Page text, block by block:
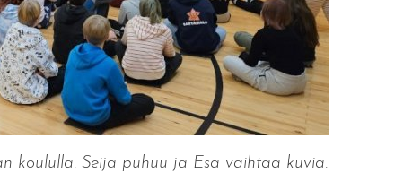
koululla. Seija puhuu ja Esa vaihtaa kuvia.